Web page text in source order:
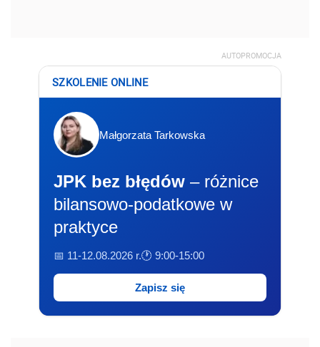
AUTOPROMOCJA
SZKOLENIE ONLINE
Małgorzata Tarkowska
JPK bez błędów – różnice
bilansowo-podatkowe w
praktyce
📅 11-12.08.2026 r.🕐 9:00-15:00
Zapisz się